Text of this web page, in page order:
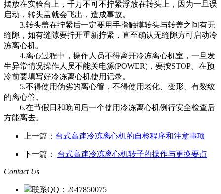
摆放在实验台上，千万不可不拧紧浮放在转头上，因为一旦误
启动，转头盖就会飞出，造成事故。
3.转头盖在拧紧后一定要用手指触摸转头与转盖之间有无
缝隙，如有缝隙要拧开重新拧紧，直至确认无缝隙方可启动冷
冻离心机。
4.离心过程中，操作人员不得离开冷冻离心机室，一旦发
生异常情况操作人员不能关电源(POWER)，要按STOP。在预
冷前要填写好冷冻离心机使用记录。
5.不得使用伪劣的离心管，不得使用老化、变形、有裂纹
的离心管。
6.在节假日和晚间后一个使用冷冻离心机例行安全检查后
方能离去。
上一篇： 台式高速冷冻离心机的自检程序和注意事项
下一篇： 台式高速冷冻离心机转子的操作与更换要点
Contact Us
联系QQ：2647850075